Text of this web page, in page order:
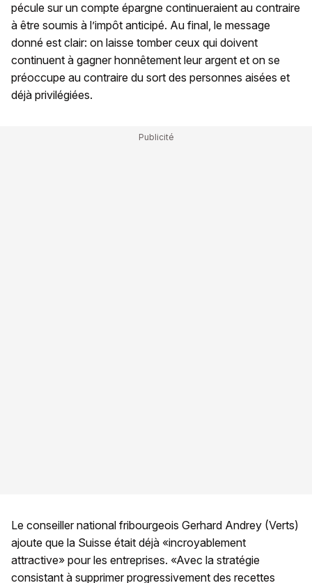
pécule sur un compte épargne continueraient au contraire
à être soumis à l’impôt anticipé. Au final, le message
donné est clair: on laisse tomber ceux qui doivent
continuent à gagner honnêtement leur argent et on se
préoccupe au contraire du sort des personnes aisées et
déjà privilégiées.
Le conseiller national fribourgeois Gerhard Andrey (Verts)
ajoute que la Suisse était déjà «incroyablement
attractive» pour les entreprises. «Avec la stratégie
consistant à supprimer progressivement des recettes